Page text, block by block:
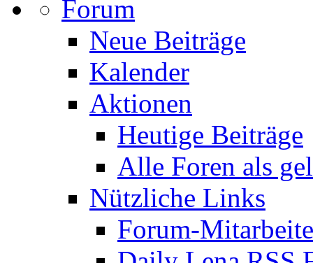
Forum
Neue Beiträge
Kalender
Aktionen
Heutige Beiträge
Alle Foren als
Nützliche Links
Forum-